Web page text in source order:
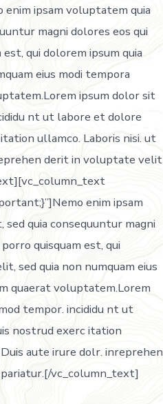
ipsam voluptatem quia
magni dolores eos qui
qui dolorem ipsum quia
eius modi tempora
ipsum dolor sit
nt ut labore et dolore
ullamco. Laboris nisi. ut
derit in voluptate velit
enim ipsam
quia consequuntur magni
quisquam est, qui
sed quia non numquam eius
quaerat voluptatem.Lorem
tempor. incididu nt ut
nostrud exerc itation
aute irure dolr. inreprehen
vc_column_text]